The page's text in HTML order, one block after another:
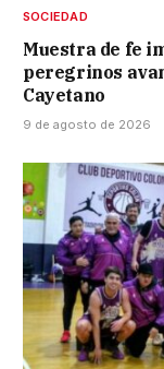
SOCIEDAD
Muestra de fe
peregrinos
Cayetano
9 de agosto de 2026